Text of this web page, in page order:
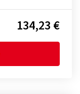
134,23 €